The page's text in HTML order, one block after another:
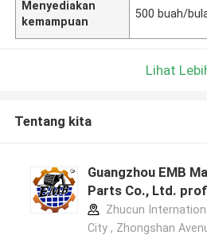
Menyediakan
kemampuan
500 buah/
Lihat
Tentang kita
Guangzhou EMB
Parts Co., Ltd.
Zhucun
City , Zhongshan